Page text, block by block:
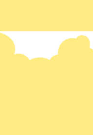
e alunos no